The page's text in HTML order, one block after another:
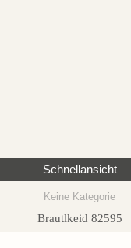
Schnellansicht
Keine Kategorie
Brautlkeid 82595